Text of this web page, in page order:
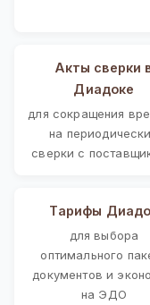
Акты сверки
Диадоке
для сокращения
на
сверки с
Тарифы
для выбора
оптимального
документов и
на ЭДО